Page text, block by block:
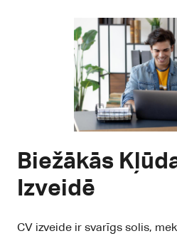
Biežākās
Izveidē
CV izveide ir svarīgs solis,